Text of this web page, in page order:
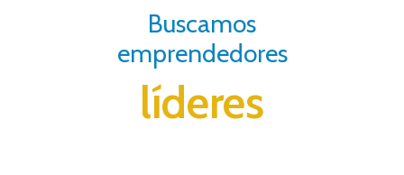
Buscamos
emprendedores
líderes